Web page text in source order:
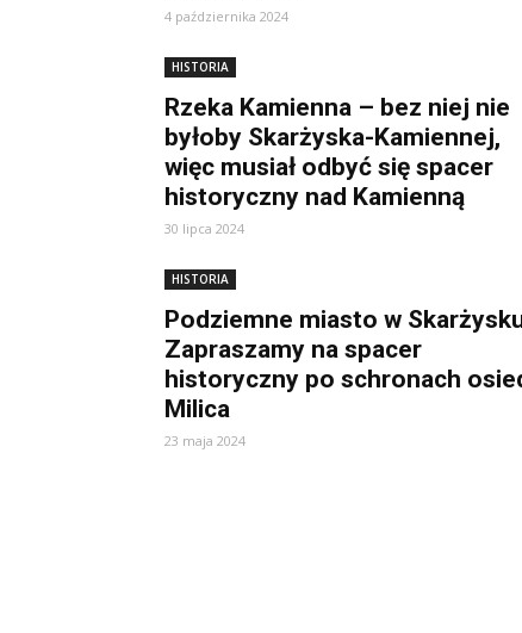
4 października 2024
HISTORIA
Rzeka Kamienna – bez niej nie
byłoby Skarżyska-Kamiennej,
więc musiał odbyć się spacer
historyczny nad Kamienną
30 lipca 2024
HISTORIA
Podziemne miasto w
Zapraszamy na spacer
historyczny po schronach
Milica
23 maja 2024